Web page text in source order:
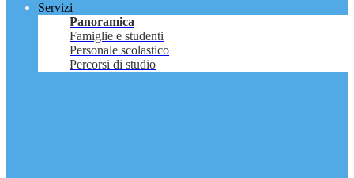
Servizi
Panoramica
Famiglie e studenti
Personale scolastico
Percorsi di studio